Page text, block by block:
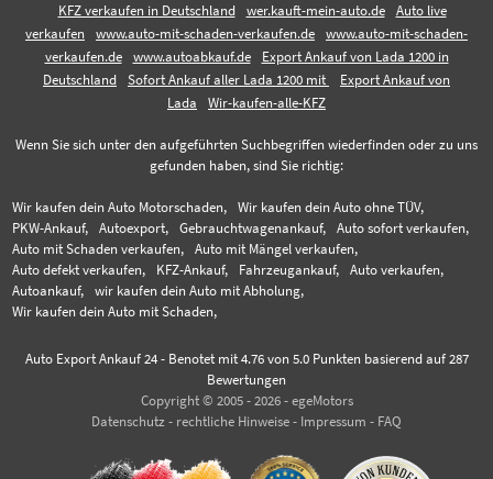
KFZ verkaufen in Deutschland wer.kauft-mein-auto.de
Auto live
verkaufen
www.auto-mit-schaden-verkaufen.de
www.auto-mit-schaden-
verkaufen.de
www.autoabkauf.de
Export Ankauf von Lada 1200 in
Deutschland
Sofort Ankauf aller Lada 1200 mit
Export Ankauf von
Lada
Wir-kaufen-alle-KFZ
Wenn Sie sich unter den aufgeführten Suchbegriffen wiederfinden oder zu uns
gefunden haben, sind Sie richtig:
Wir kaufen dein Auto Motorschaden,
Wir kaufen dein Auto ohne TÜV,
PKW-Ankauf,
Autoexport, Gebrauchtwagenankauf,
Auto sofort verkaufen,
Auto mit Schaden verkaufen,
Auto mit Mängel verkaufen,
Auto defekt verkaufen,
KFZ-Ankauf, Fahrzeugankauf,
Auto verkaufen,
Autoankauf,
wir kaufen dein Auto mit Abholung,
Wir kaufen dein Auto mit Schaden,
Auto Export Ankauf 24- Benotet mit 4.76von 5.0 Punkten basierend auf 287
Bewertungen
Copyright © 2005 - 2026 - egeMotors
Datenschutz - rechtliche Hinweise - Impressum - FAQ